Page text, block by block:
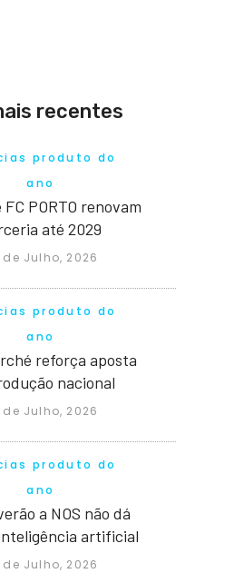
recentes
produto do
ano
PORTO renovam
até 2029
de Julho, 2026
produto do
ano
reforça aposta
nacional
de Julho, 2026
produto do
ano
a NOS não dá
artificial
de Julho, 2026